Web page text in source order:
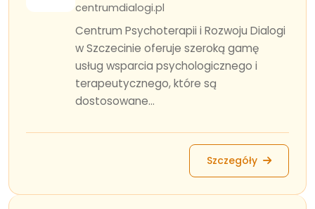
centrumdialogi.pl
Centrum Psychoterapii i Rozwoju Dialogi
w Szczecinie oferuje szeroką gamę
usług wsparcia psychologicznego i
terapeutycznego, które są
dostosowane...
Szczegóły